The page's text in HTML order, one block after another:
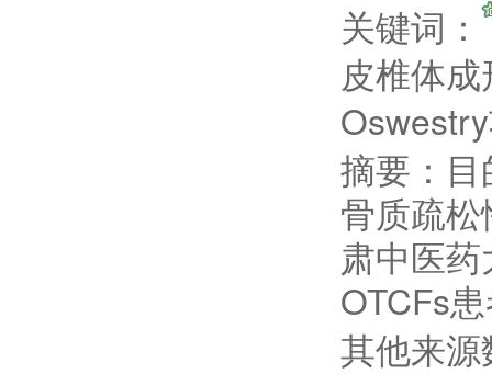
关键词：
皮椎体
摘要：
骨质疏
肃中医
OTCFs
其他来